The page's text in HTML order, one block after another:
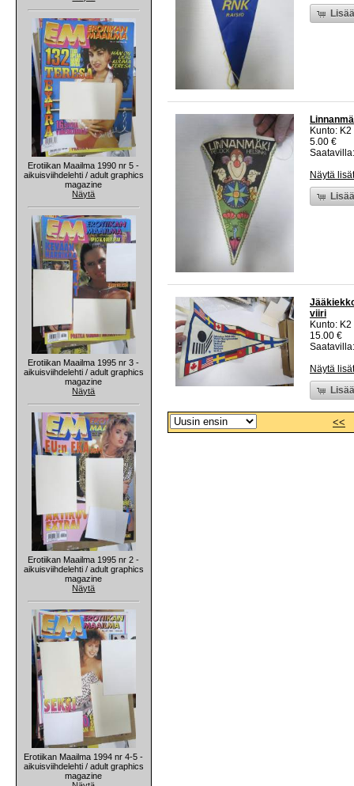
Erotiikan Maailma 1990 nr 5 -
aikuisviihdelehti / adult graphics
magazine
Näytä
Erotiikan Maailma 1995 nr 3 -
aikuisviihdelehti / adult graphics
magazine
Näytä
Erotiikan Maailma 1995 nr 2 -
aikuisviihdelehti / adult graphics
magazine
Näytä
Erotiikan Maailma 1994 nr 4-5 -
aikuisviihdelehti / adult graphics
magazine
Kunto:
5.00 €
Näytä
viiri
Kunto:
15.00 €
Näytä
<<